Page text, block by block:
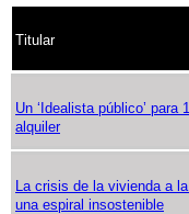
Titular
Un ‘Idealista público’
alquiler
La crisis de la vivienda a
una espiral insostenible